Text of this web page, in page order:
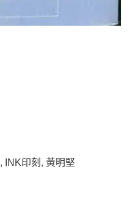
, INK印刻 , 黃明堅